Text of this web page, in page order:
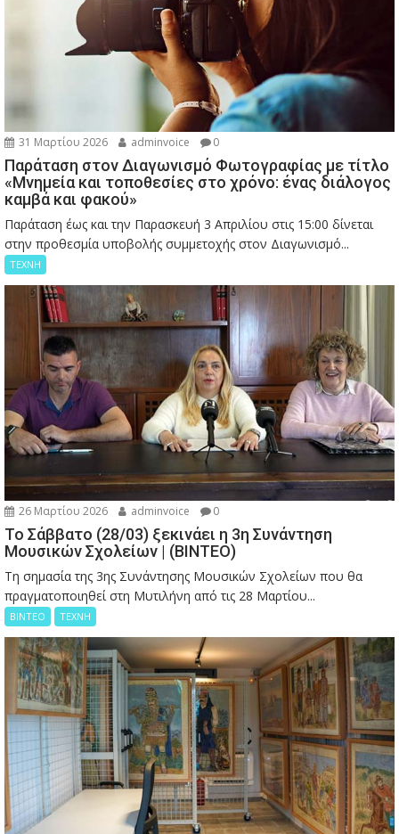
31 Μαρτίου 2026 adminvoice 0
Παράταση στον Διαγωνισμό Φωτογραφίας με τίτλο
«Μνημεία και τοποθεσίες στο χρόνο: ένας διάλογος
καμβά και φακού»
Παράταση έως και την Παρασκευή 3 Απριλίου στις 15:00 δίνεται
στην προθεσμία υποβολής συμμετοχής στον Διαγωνισμό...
ΤΕΧΝΗ
26 Μαρτίου 2026 adminvoice 0
Το Σάββατο (28/03) ξεκινάει η 3η Συνάντηση
Μουσικών Σχολείων | (ΒΙΝΤΕΟ)
Τη σημασία της 3ης Συνάντησης Μουσικών Σχολείων που θα
πραγματοποιηθεί στη Μυτιλήνη από τις 28 Μαρτίου...
ΒΙΝΤΕΟ ΤΕΧΝΗ